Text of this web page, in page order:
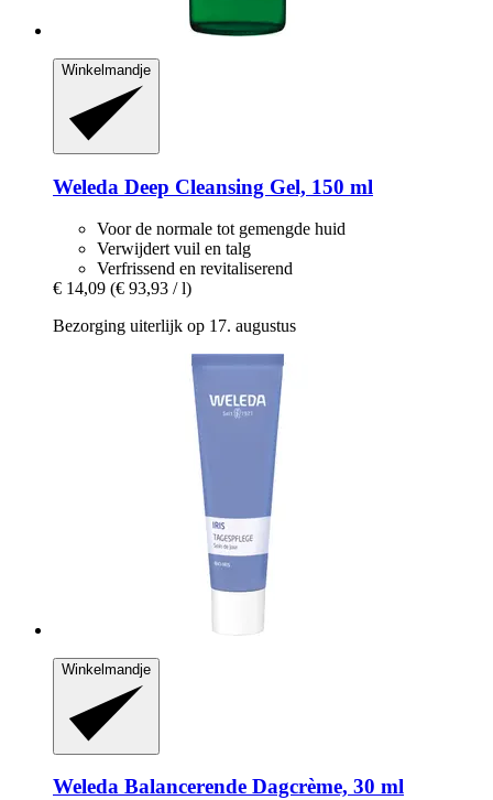
Winkelmandje
Weleda Deep Cleansing Gel, 150 ml
Voor de normale tot gemengde huid
Verwijdert vuil en talg
Verfrissend en revitaliserend
€ 14,09 (€ 93,93 / l)
Bezorging uiterlijk op 17. augustus
Winkelmandje
Weleda Balancerende Dagcrème, 30 ml